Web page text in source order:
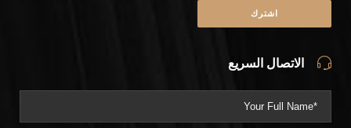
الاتصال السريع